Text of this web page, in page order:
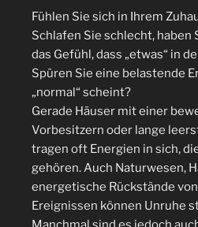
Fühlen Sie sich in Ihrem
Schlafen Sie schlecht, haben
das Gefühl, dass „etwas“ in
Spüren Sie eine belastende
„normal“ scheint?
Gerade Häuser mit einer
Vorbesitzern oder lange
tragen oft Energien in sich,
gehören. Auch Naturwesen,
energetische Rückstände
Ereignissen können Unruhe